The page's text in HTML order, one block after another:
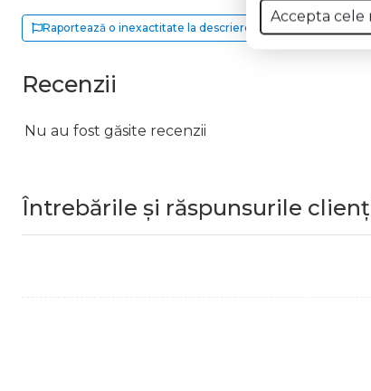
Raportează o inexactitate la descriere
Recenzii
Nu au fost găsite recenzii
Întrebările și răspunsurile
Accepta cele